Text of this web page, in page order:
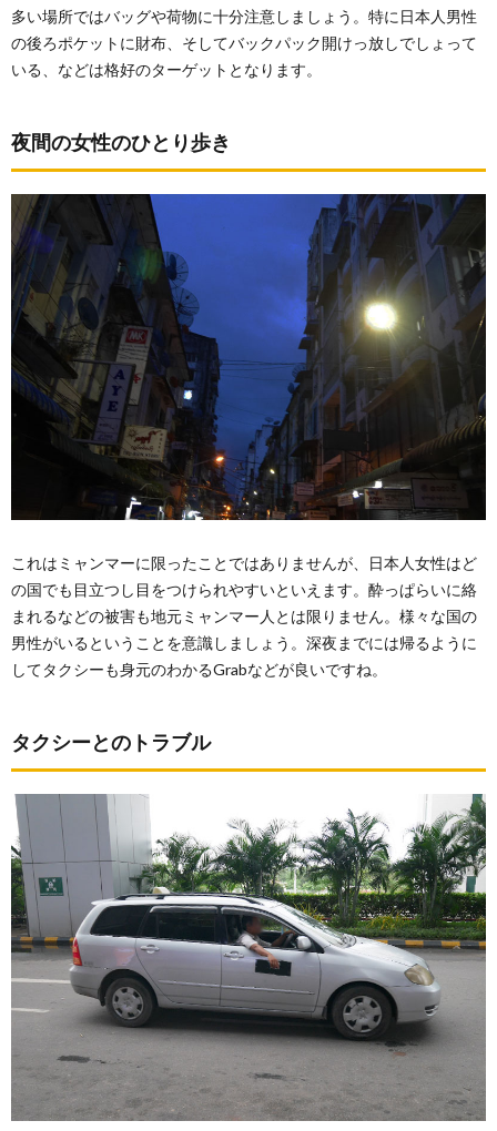
多い場所ではバッグや荷物に十分注意しましょう。特に日本人男性
の後ろポケットに財布、そしてバックパック開けっ放しでしょって
いる、などは格好のターゲットとなります。
夜間の女性のひとり歩き
これはミャンマーに限ったことではありませんが、日本人女性はど
の国でも目立つし目をつけられやすいといえます。酔っぱらいに絡
まれるなどの被害も地元ミャンマー人とは限りません。様々な国の
男性がいるということを意識しましょう。深夜までには帰るように
してタクシーも身元のわかるGrabなどが良いですね。
タクシーとのトラブル